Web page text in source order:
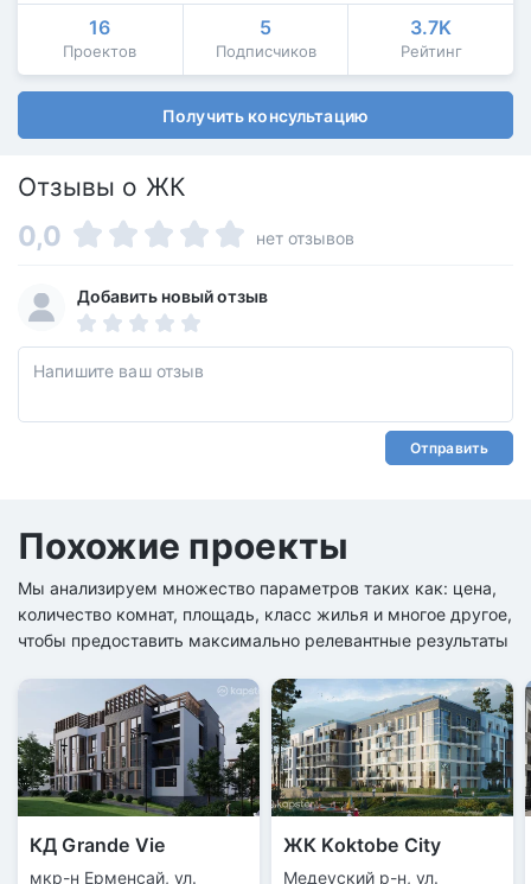
16
Проектов
5
Подписчиков
3.7K
Рейтинг
Получить консультацию
Отзывы о ЖК
0,0 нет отзывов
Добавить новый отзыв
Отправить
Похожие проекты
Мы анализируем множество параметров таких как: цена,
количество комнат, площадь, класс жилья и многое другое,
чтобы предоставить максимально релевантные результаты
КД Grande Vie
мкр-н Ерменсай, ул.
ЖК Koktobe City
Медеуский р-н, ул.